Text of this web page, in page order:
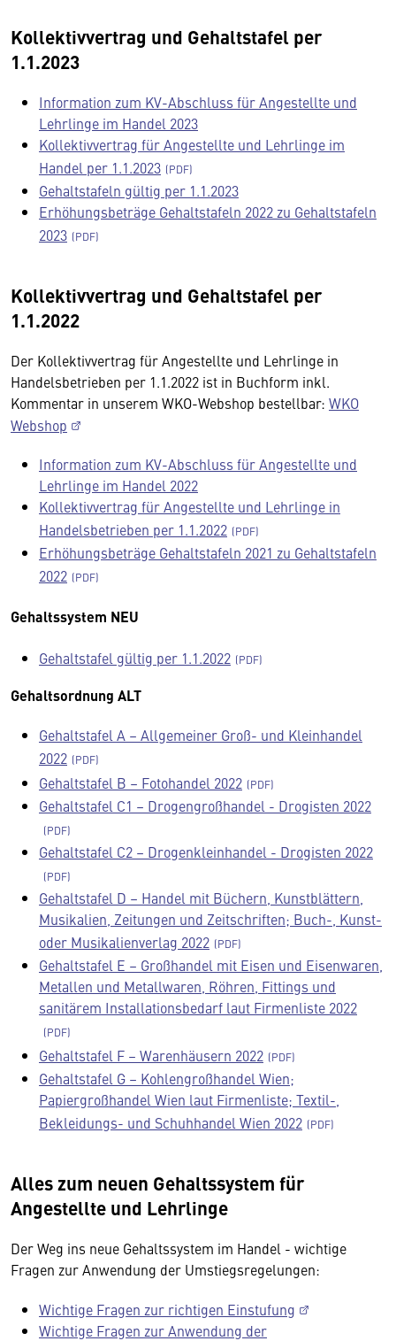
Kollektivvertrag und Gehaltstafel per
1.1.2023
Information zum KV-Abschluss für Angestellte und
Lehrlinge im Handel 2023
Kollektivvertrag für Angestellte und Lehrlinge im
Handel per 1.1.2023
Gehaltstafeln gültig per 1.1.2023
Erhöhungsbeträge Gehaltstafeln 2022 zu Gehaltstafeln
2023
Kollektivvertrag und Gehaltstafel per
1.1.2022
Der Kollektivvertrag für Angestellte und Lehrlinge in
Handelsbetrieben per 1.1.2022 ist in Buchform inkl.
Kommentar in unserem WKO-Webshop bestellbar: WKO
Webshop
Information zum KV-Abschluss für Angestellte und
Lehrlinge im Handel 2022
Kollektivvertrag für Angestellte und Lehrlinge in
Handelsbetrieben per 1.1.2022
Erhöhungsbeträge Gehaltstafeln 2021 zu Gehaltstafeln
2022
Gehaltssystem NEU
Gehaltstafel gültig per 1.1.2022
Gehaltsordnung ALT
Gehaltstafel A – Allgemeiner Groß- und Kleinhandel
2022
Gehaltstafel B – Fotohandel 2022
Gehaltstafel C1 – Drogengroßhandel - Drogisten 2022
Gehaltstafel C2 – Drogenkleinhandel - Drogisten 2022
Gehaltstafel D – Handel mit Büchern, Kunstblättern,
Musikalien, Zeitungen und Zeitschriften; Buch-, Kunst-
oder Musikalienverlag 2022
Gehaltstafel E – Großhandel mit Eisen und Eisenwaren,
Metallen und Metallwaren, Röhren, Fittings und
sanitärem Installationsbedarf laut Firmenliste 2022
Gehaltstafel F – Warenhäusern 2022
Gehaltstafel G – Kohlengroßhandel Wien;
Papiergroßhandel Wien laut Firmenliste; Textil-,
Bekleidungs- und Schuhhandel Wien 2022
Alles zum neuen Gehaltssystem für
Angestellte und Lehrlinge
Der Weg ins neue Gehaltssystem im Handel - wichtige
Fragen zur Anwendung der Umstiegsregelungen:
Wichtige Fragen zur richtigen Einstufung
Wichtige Fragen zur Anwendung der